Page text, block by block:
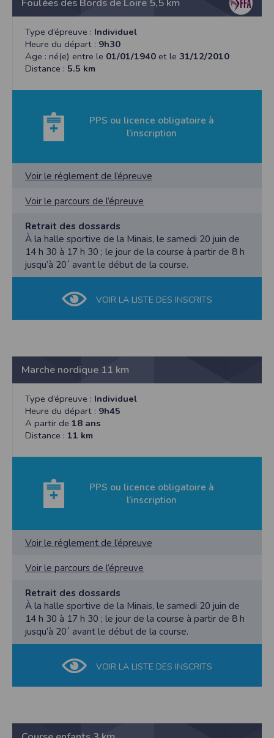
Foulées des Bords de Loire 5,5 km
Type d’épreuve : Individuel
Heure du départ : 9h30
Age : né(e) entre le 01/01/1940 et le 31/12/2010
Distance : 5.5 km
PPS ou licence obligatoire à
l’inscription
Voir le réglement de l’épreuve
Voir le parcours de l’épreuve
Retrait des dossards
À la halle sportive de la Minais, le samedi 20 juin de
14 h 30 à 17 h 30 ; le jour de la course à partir de 8 h
jusqu’à 20´ avant le début de la course.
VOIR LA LISTE DES INSCRITS
Marche nordique 11 km
Type d’épreuve : Individuel
Heure du départ : 9h45
A partir de 18 ans
Distance : 11 km
PPS ou licence obligatoire à
l’inscription
Voir le réglement de l’épreuve
Voir le parcours de l’épreuve
Retrait des dossards
À la halle sportive de la Minais, le samedi 20 juin de
14 h 30 à 17 h 30 ; le jour de la course à partir de 8 h
jusqu’à 20´ avant le début de la course.
VOIR LA LISTE DES INSCRITS
des informations à partir des photos que vous partagez.
Cette application ne requiert pas d'informations de vos contacts.
Informations sur le paiement
Aucun paiement n'étant effectué dans l'application, aucune information sur
vos cartes de crédit ou de débit ne sera collectée.
Traduction in English :
photo to the gallery. We collect information from the photos you share. This app
does not require information from your contacts.
Payment information
debit cards will be collected.